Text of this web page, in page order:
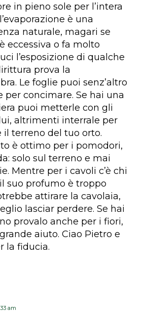
in pieno sole per l’intera
è una
naturale, magari se
eccessiva o fa molto
l’esposizione di qualche
prova la
Le foglie puoi senz’altro
per concimare. Se hai una
puoi metterle con gli
altrimenti interrale per
il terreno del tuo orto.
è ottimo per i pomodori,
solo sul terreno e mai
Mentre per i cavoli c’è chi
suo profumo è troppo
attirare la cavolaia,
lasciar perdere. Se hai
provalo anche per i fiori,
aiuto. Ciao Pietro e
la fiducia.
am